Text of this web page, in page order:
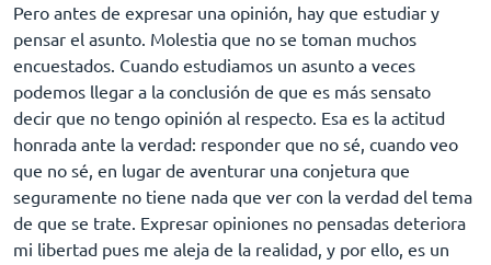
Pero antes de expresar una opinión, hay que estudiar y
pensar el asunto. Molestia que no se toman muchos
encuestados. Cuando estudiamos un asunto a veces
podemos llegar a la conclusión de que es más sensato
decir que no tengo opinión al respecto. Esa es la actitud
honrada ante la verdad: responder que no sé, cuando veo
que no sé, en lugar de aventurar una conjetura que
seguramente no tiene nada que ver con la verdad del tema
de que se trate. Expresar opiniones no pensadas deteriora
mi libertad pues me aleja de la realidad, y por ello, es un